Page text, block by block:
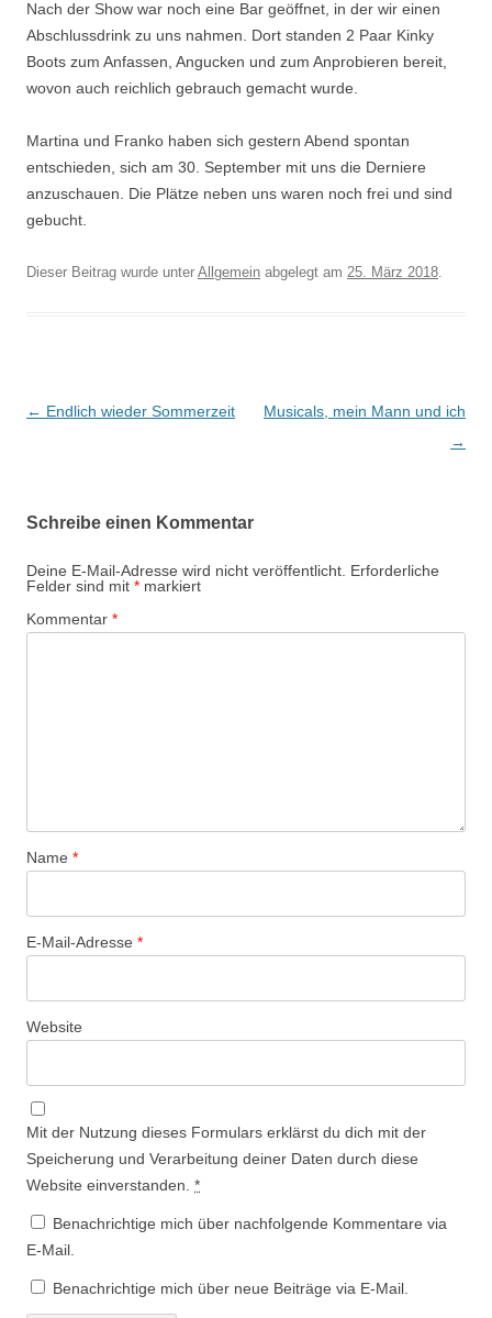
Nach der Show war noch eine Bar geöffnet, in der wir einen
Abschlussdrink zu uns nahmen. Dort standen 2 Paar Kinky
Boots zum Anfassen, Angucken und zum Anprobieren bereit,
wovon auch reichlich gebrauch gemacht wurde.
Martina und Franko haben sich gestern Abend spontan
entschieden, sich am 30. September mit uns die Derniere
anzuschauen. Die Plätze neben uns waren noch frei und sind
gebucht.
Dieser Beitrag wurde unter Allgemein abgelegt am 25. März 2018.
Beitrags-
← Endlich wieder Sommerzeit
Musicals, mein Mann und ich
→
Schreibe einen Kommentar
Deine E-Mail-Adresse wird nicht veröffentlicht. Erforderliche
Felder sind mit * markiert
Kommentar *
Name *
E-Mail-Adresse *
Website
Mit der Nutzung dieses Formulars erklärst du dich mit der
Speicherung und Verarbeitung deiner Daten durch diese
Website einverstanden. *
Benachrichtige mich über nachfolgende Kommentare via
E-Mail.
Benachrichtige mich über neue Beiträge via E-Mail.